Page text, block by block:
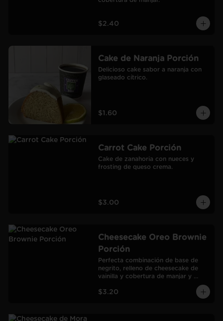
$2.40
Cake de Naranja Porción
Delicioso cake sabor a naranja con
glaseado cítrico.
$1.60
Carrot Cake Porción
Cake de zanahoria con nueces y
frosting de queso crema.
$3.00
Cheesecake Oreo Brownie
Porción
Perfecta combinación de base de
negrito, relleno de cheesecake de
vainilla y cobertura de manjar y
$3.20